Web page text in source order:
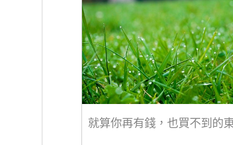
就算你再有錢，也買不到的